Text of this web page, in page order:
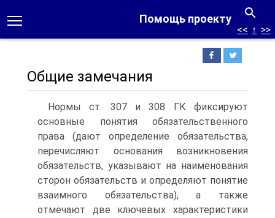
Помощь проекту
<< ↑ >>
Общие замечания
Нормы ст. 307 и 308 ГК фиксируют
основные понятия обязательственного
права (дают определение обязательства,
перечисляют основания возникновения
обязательств, указывают на наименования
сторон обязательств и определяют понятие
взаимного обязательства), а также
отмечают две ключевых характеристики